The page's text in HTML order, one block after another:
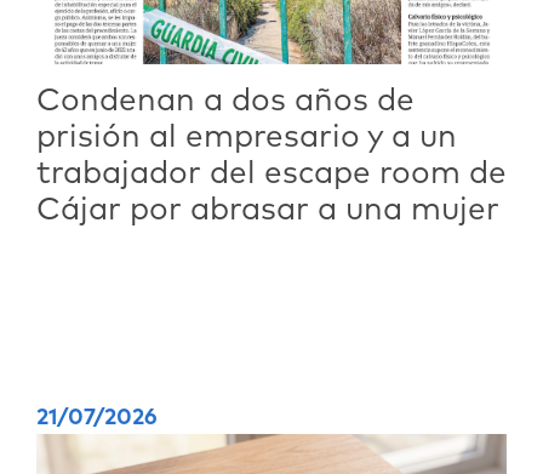
Condenan a dos años de
prisión al empresario y a un
trabajador del escape room de
Cájar por abrasar a una mujer
21/07/2026